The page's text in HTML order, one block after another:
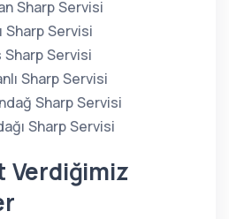
Sharp Servisi
Sharp Servisi
Sharp Servisi
Sharp Servisi
Sharp Servisi
Sharp Servisi
Verdiğimiz